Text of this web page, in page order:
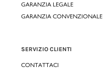
GARANZIA LEGALE
GARANZIA CONVENZIONALE
SERVIZIO CLIENTI
CONTATTACI